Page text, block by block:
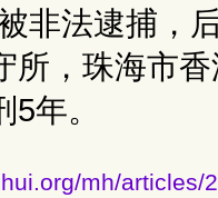
非法逮捕，
所，珠海市
年。
mh/articles/